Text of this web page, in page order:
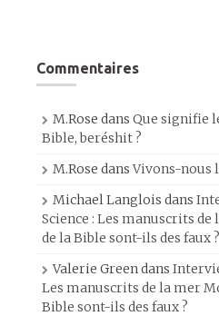
Commentaires
M.Rose dans Que signifie
Bible, beréshit ?
M.Rose dansVivons-nous
Michael Langlois dans
Science : Les manuscrits
de la Bible sont-ils des faux ?
Valerie Greendans
Les manuscrits de la mer
Bible sont-ils des faux ?